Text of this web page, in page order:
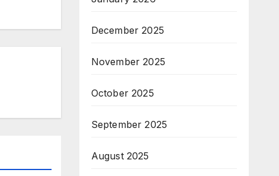
December 2025
November 2025
October 2025
September 2025
August 2025